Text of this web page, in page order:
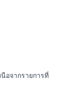
อจากรายการที่